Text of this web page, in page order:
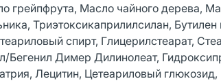
грейпфрута, Масло чайного дерева,
Триэтоксикаприлилсилан, Бутилен
спирт, Глицерилстеарат,
Димер Дилинолеат,
Лецитин, Цетеариловый